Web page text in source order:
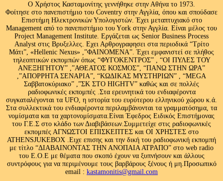
Ο Χρήστος Κασταμονίτης γεννήθηκε στην Αθήνα το 1973.
Φοίτησε στο πανεπιστήμιο του Coventry στην Αγγλία, όπου και σπούδασε
Επιστήμη Ηλεκτρονικών Υπολογιστών. Έχει μεταπτυχιακό στο
Management από το πανεπιστήμιο του Υork στην Αγγλία. Είναι μέλος του
Project Management Institute. Εργάζεται ως Senior Business Process
Analyst στις Βρυξελλες. Εχει Αρθρογραφησει στα περιοδικά “Τρίτο
Μάτι”, «Hellenic Nexus» ,”ΦΑΙΝΟΜΕΝΑ”. Έχει εμφανιστεί σε πλήθος
τηλεοπτικών εκπομπών όπως “ΦΥΓΟΚΕΝΤΡΟΣ” , “ΟΙ ΠΥΛΕΣ ΤΟΥ
ΑΝΕΞΗΓΗΤΟΥ” ,”ΑΘΕΑΤΟΣ ΚΟΣΜΟΣ”, “ΠΑΝΩ ΣΤΗΝ ΩΡΑ”
,”ΑΠΟΡΡΗΤΑ ΣΕΝΑΡΙΑ”, “ΚΩΔΙΚΑΣ ΜΥΣΤΗΡΙΩΝ” , “MEGA
Σαββατοκύριακο” ,”ΣΚ ΣΤΟ HIGHTV” καθώς και σε πολλές
ραδιοφωνικές εκπομπές .Στα ερευνητικά του ενδιαφέροντα
συγκαταλέγονται τα UFO, η ιστορία του ευρύτερου ελληνικού χώρου κ.ά.
Στα συλλεκτικά του ενδιαφέροντα περιλαμβάνονται τα γραμματόσημα, τα
νομίσματα και τα χαρτονομίσματα.Είναι Έφεδρος Ειδικός Επιστήμονας
του Γ.Ε.Σ στο κλάδο των Διαβιβάσεων.Συμμετείχε στις ραδιοφωνικές
εκπομπές ΑΓΝΩΣΤΟΙ ΕΠΙΣΚΕΠΤΕΣ και ΟΙ ΧΡΗΣΤΕΣ στο
ATHENSJUKEBOX .Ειχε επισης και την δική του ραδιοφωνική εκπομπή
με τίτλο “ΔΙΑΒΑΙΝΟΝΤΑΣ ΤΗΝ ΑΝΟΠΑΙΑ ΑΤΡΑΠΟ” στο web radio
του Ε.Ο.Ε με θέματα που σκοπό έχουν να ξυπνήσουν και άλλους
συντρόφους για να περιμένουμε τους βαρβάρους ξένους ή μη.Προσωπικό
email : kastamonitis@gmail.com